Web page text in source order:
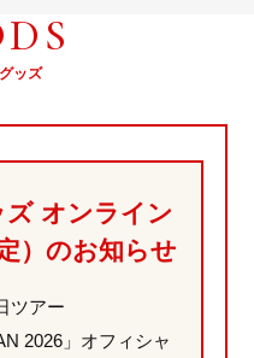
ッズ
オンライン
）のお知らせ
ツアー
2026」オフィシャ